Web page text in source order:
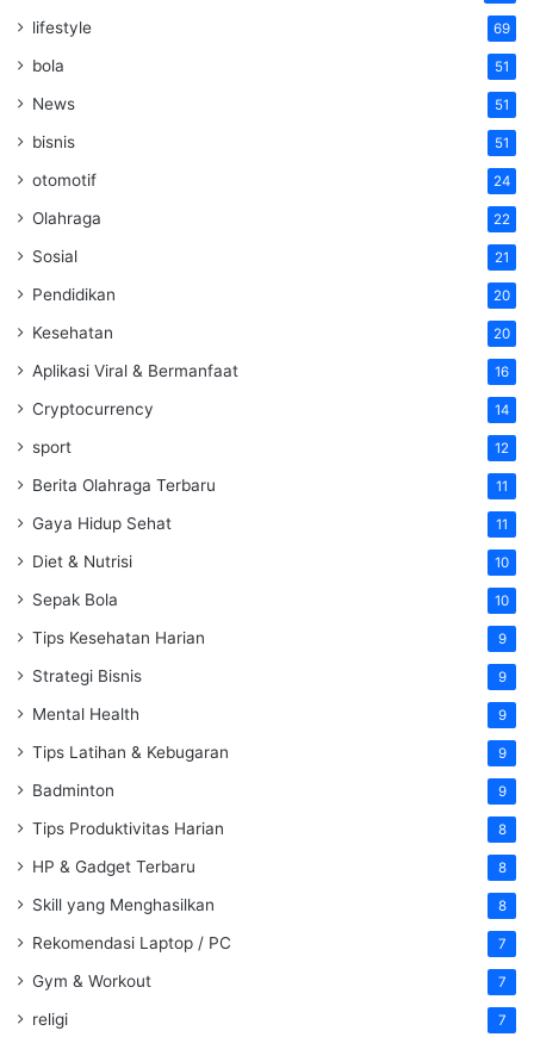
lifestyle 69
bola 51
News 51
bisnis 51
otomotif 24
Olahraga 22
Sosial 21
Pendidikan 20
Kesehatan 20
Aplikasi Viral & Bermanfaat 16
Cryptocurrency 14
sport 12
Berita Olahraga Terbaru 11
Gaya Hidup Sehat 11
Diet & Nutrisi 10
Sepak Bola 10
Tips Kesehatan Harian 9
Strategi Bisnis 9
Mental Health 9
Tips Latihan & Kebugaran 9
Badminton 9
Tips Produktivitas Harian 8
HP & Gadget Terbaru 8
Skill yang Menghasilkan 8
Rekomendasi Laptop / PC 7
Gym & Workout 7
religi 7